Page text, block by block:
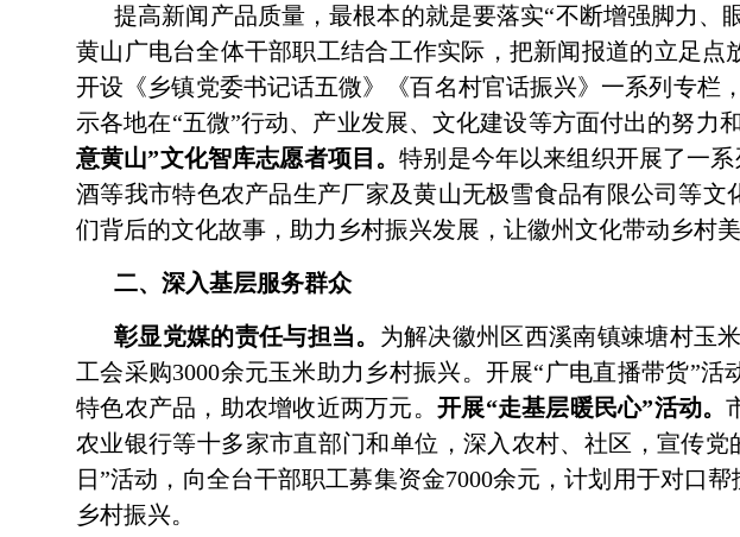
提高新闻产品质量，最根本的就是要落实“不断增强脚力、
黄山广电台全体干部职工结合工作实际，把新闻报道的立足点
开设《乡镇党委书记话五微》《百名村官话振兴》一系列专栏
示各地在“五微”行动、产业发展、文化建设等方面付出的努力
意黄山”文化智库志愿者项目。特别是今年以来组织开展了一
酒等我市特色农产品生产厂家及黄山无极雪食品有限公司等
们背后的文化故事，助力乡村振兴发展，让徽州文化带动乡村
二、深入基层服务群众
彰显党媒的责任与担当。 为解决徽州区西溪南镇竦塘村玉
工会采购3000余元玉米助力乡村振兴。开展“广电直播带货”
特色农产品，助农增收近两万元。 开展“走基层暖民心”活动。
农业银行等十多家市直部门和单位，深入农村、社区，宣传
日”活动，向全台干部职工募集资金7000余元，计划用于对口
乡村振兴。